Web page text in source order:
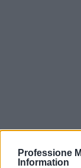
Professione
Information